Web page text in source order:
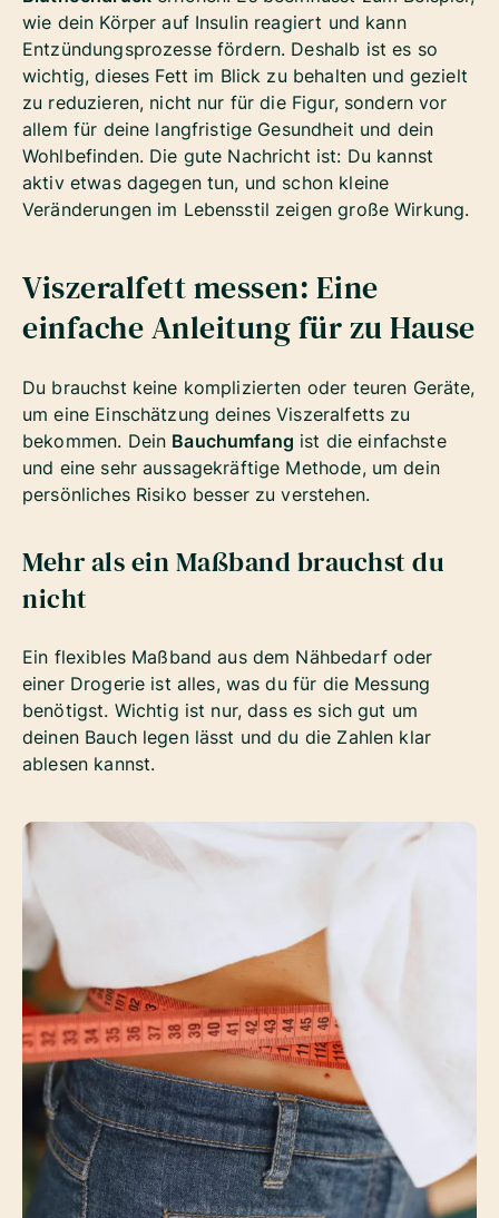
wie dein Körper auf Insulin reagiert und kann
Entzündungsprozesse fördern. Deshalb ist es so
wichtig, dieses Fett im Blick zu behalten und gezielt
zu reduzieren, nicht nur für die Figur, sondern vor
allem für deine langfristige Gesundheit und dein
Wohlbefinden. Die gute Nachricht ist: Du kannst
aktiv etwas dagegen tun, und schon kleine
Veränderungen im Lebensstil zeigen große Wirkung.
Viszeralfett messen: Eine
einfache Anleitung für zu Hause
Du brauchst keine komplizierten oder teuren Geräte,
um eine Einschätzung deines Viszeralfetts zu
bekommen. Dein Bauchumfang ist die einfachste
und eine sehr aussagekräftige Methode, um dein
persönliches Risiko besser zu verstehen.
Mehr als ein Maßband brauchst du
nicht
Ein flexibles Maßband aus dem Nähbedarf oder
einer Drogerie ist alles, was du für die Messung
benötigst. Wichtig ist nur, dass es sich gut um
deinen Bauch legen lässt und du die Zahlen klar
ablesen kannst.